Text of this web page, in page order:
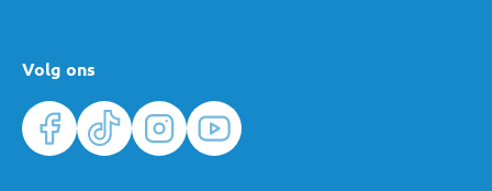
Volg ons